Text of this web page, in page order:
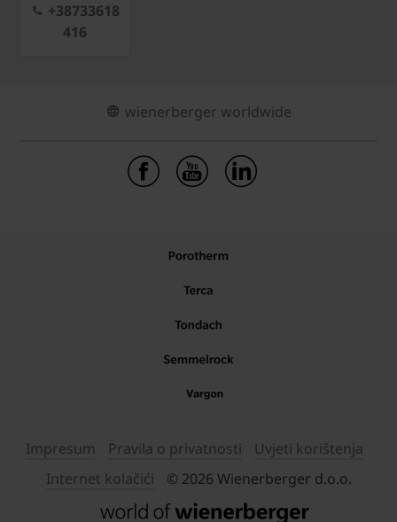
+38733618
416
wienerberger worldwide
Impresum Pravila o privatnosti
Uvjeti korištenja
Internet kolačići
© 2026 Wienerberger d.o.o.